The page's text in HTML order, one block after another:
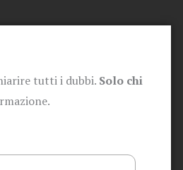
tutti i dubbi. Solo chi